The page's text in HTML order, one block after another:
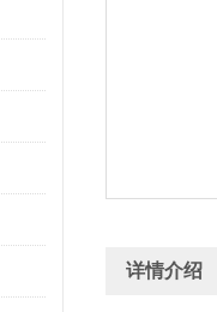
详情介绍